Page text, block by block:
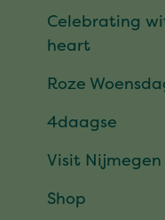
Celebrating
heart
Roze
4daagse
Visit Nijmegen
Shop